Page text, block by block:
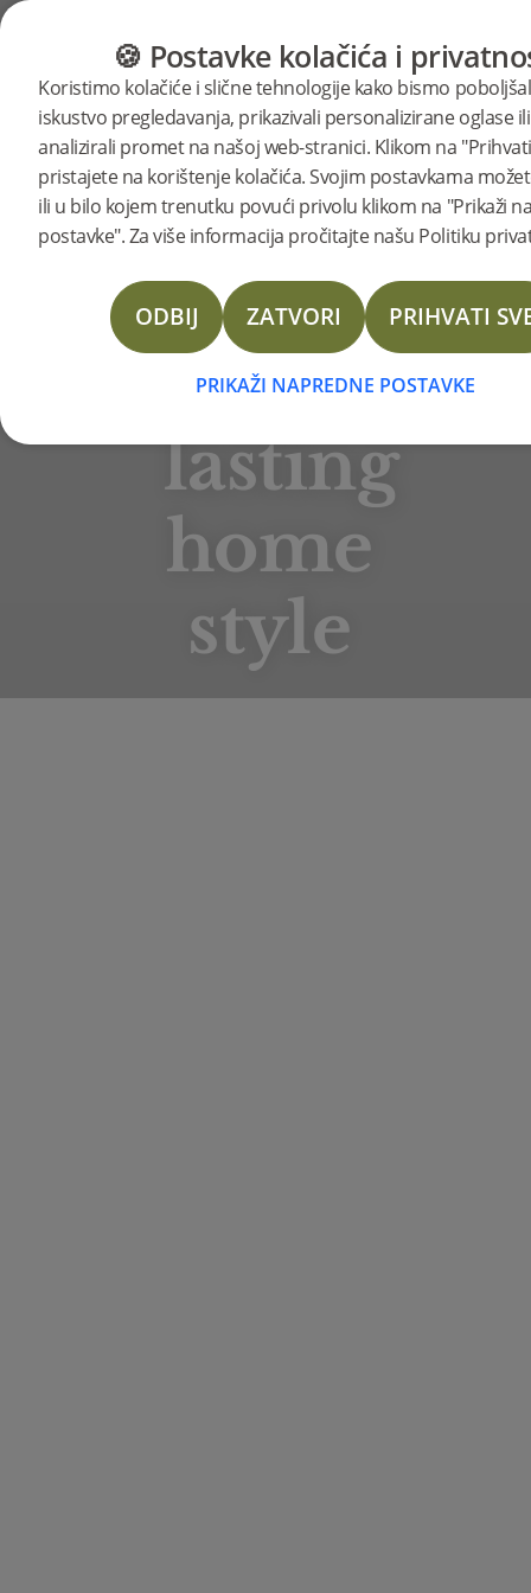
KATEGORIJE VODIČ ZA PODOVE
🍪 Postavke kolačića i
Koristimo kolačiće i slične tehnologije kako bismo
iskustvo pregledavanja, prikazivali personalizirane oglase
analizirali promet na našoj web-stranici. Klikom na
pristajete na korištenje kolačića. Svojim postavkama
ili u bilo kojem trenutku povući privolu klikom na "Prikaži
postavke". Za više informacija pročitajte našu Politiku
ODBIJ ZATVORI PRIHVATI
PRIKAŽI NAPREDNE POSTAVKE
BJELIN STORIES
Design
pro’s
tips
for
lasting
home
style
Choosing the right floor is a
crucial element of any interior
design project. Quality and
durability are key factors as they
form the basis of the room’s
functionality and aesthetic appeal.
According to interior designer,
Camilla Fritz Grundelius at
basis for an interior and should
work both with the wall colour and
the furniture.”